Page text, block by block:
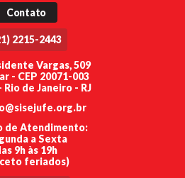
Contato
2215-2443
Vargas, 509
- CEP 20071-003
de Janeiro - RJ
de Atendimento:
a Sexta
9h às 19h
feriados)